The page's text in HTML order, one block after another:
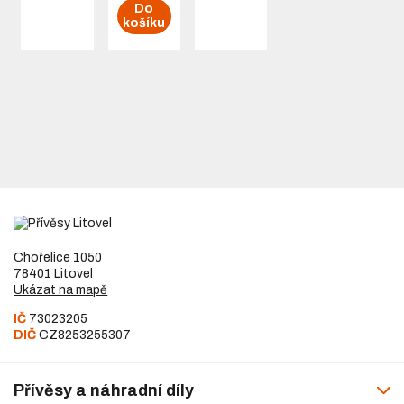
blinkrem
a
Do
košíku
Chořelice 1050
78401 Litovel
Ukázat na mapě
IČ 73023205
DIČ CZ8253255307
Přívěsy a náhradní díly